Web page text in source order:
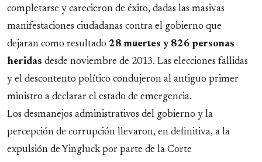
completarse y carecieron de éxito, dadas las masivas
manifestaciones ciudadanas contra el gobierno que
dejaran como resultado 28 muertes y 826 personas
heridas desde noviembre de 2013. Las elecciones fallidas
y el descontento político condujeron al antiguo primer
ministro a declarar el estado de emergencia.
Los desmanejos administrativos del gobierno y la
percepción de corrupción llevaron, en definitiva, a la
expulsión de Yingluck por parte de la Corte